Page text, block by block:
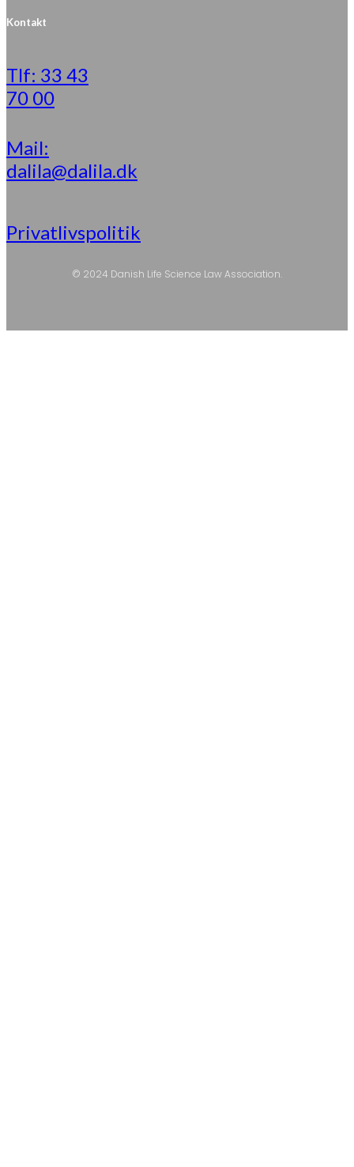
Kontakt
Tlf: 33 43
70 00
Mail:
dalila@dalila.dk
Privatlivspolitik
© 2024 Danish Life Science Law Association.